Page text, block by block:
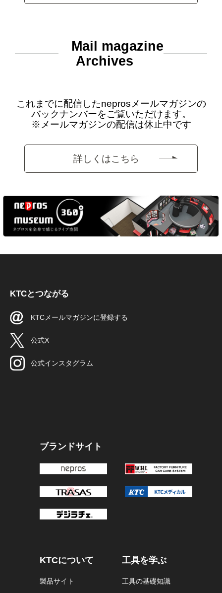
Mail magazine
Archives
これまでに配信したneprosメールマガジンの
バックナンバーをご覧いただけます。
※メールマガジンの配信は休止中です
詳しくはこちら
KTCとつながる
KTCメールマガジンに登録する
公式X
公式インスタグラム
ブランドサイト
KTCについて
製品サイト
工具を学ぶ
工具の基礎知識